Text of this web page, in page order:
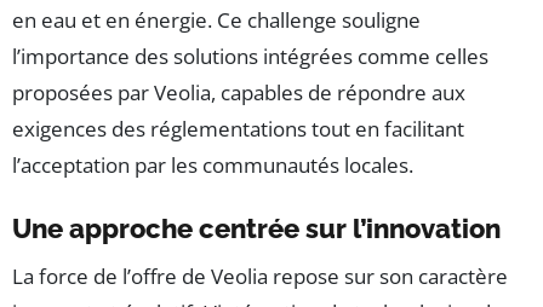
en eau et en énergie. Ce challenge souligne
l’importance des solutions intégrées comme celles
proposées par Veolia, capables de répondre aux
exigences des réglementations tout en facilitant
l’acceptation par les communautés locales.
Une approche centrée sur l’innovation
La force de l’offre de Veolia repose sur son caractère